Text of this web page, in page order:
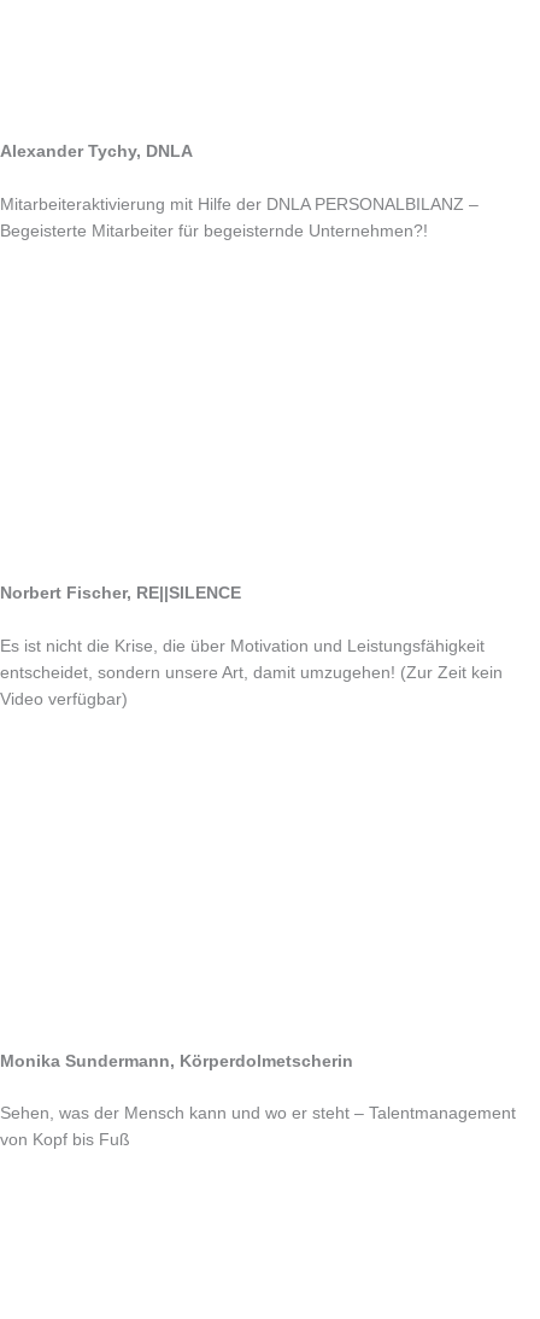
Alexander Tychy, DNLA
Mitarbeiteraktivierung mit Hilfe der DNLA PERSONALBILANZ –
Begeisterte Mitarbeiter für begeisternde Unternehmen?!
Norbert Fischer, RE||SILENCE
Es ist nicht die Krise, die über Motivation und Leistungsfähigkeit
entscheidet, sondern unsere Art, damit umzugehen! (Zur Zeit kein
Video verfügbar)
Monika Sundermann, Körperdolmetscherin
Sehen, was der Mensch kann und wo er steht – Talentmanagement
von Kopf bis Fuß